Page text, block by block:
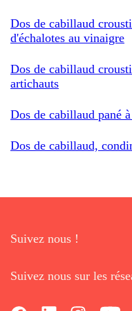
Dos de cabillaud
d'échalotes au vinaigre
Dos de cabillaud
artichauts
Dos de cabillaud pané
Dos de cabillaud,
Suivez nous !
Suivez nous sur les